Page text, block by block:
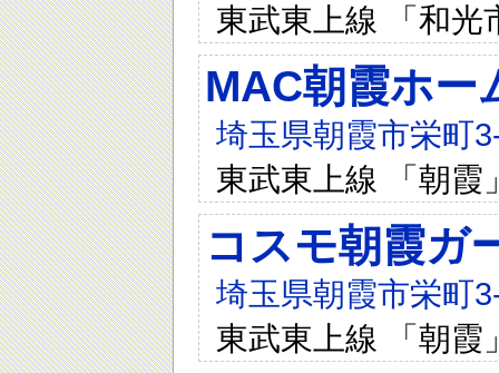
東武東上線 「和光
MAC朝霞ホー
埼玉県朝霞市栄町
東武東上線 「朝霞
コスモ朝霞ガ
埼玉県朝霞市栄町
東武東上線 「朝霞